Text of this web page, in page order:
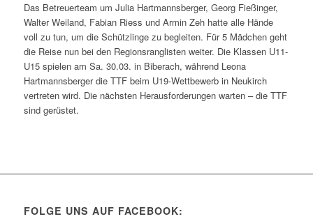
Das Betreuerteam um Julia Hartmannsberger, Georg Fießinger,
Walter Weiland, Fabian Riess und Armin Zeh hatte alle Hände
voll zu tun, um die Schützlinge zu begleiten. Für 5 Mädchen geht
die Reise nun bei den Regionsranglisten weiter. Die Klassen U11-
U15 spielen am Sa. 30.03. in Biberach, während Leona
Hartmannsberger die TTF beim U19-Wettbewerb in Neukirch
vertreten wird. Die nächsten Herausforderungen warten – die TTF
sind gerüstet.
FOLGE UNS AUF FACEBOOK: